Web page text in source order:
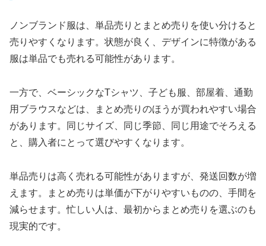
ノンブランド服は、単品売りとまとめ売りを使い分けると
売りやすくなります。状態が良く、デザインに特徴がある
服は単品でも売れる可能性があります。
一方で、ベーシックなTシャツ、子ども服、部屋着、通勤
用ブラウスなどは、まとめ売りのほうが買われやすい場合
があります。同じサイズ、同じ季節、同じ用途でそろえる
と、購入者にとって選びやすくなります。
単品売りは高く売れる可能性がありますが、発送回数が増
えます。まとめ売りは単価が下がりやすいものの、手間を
減らせます。忙しい人は、最初からまとめ売りを選ぶのも
現実的です。